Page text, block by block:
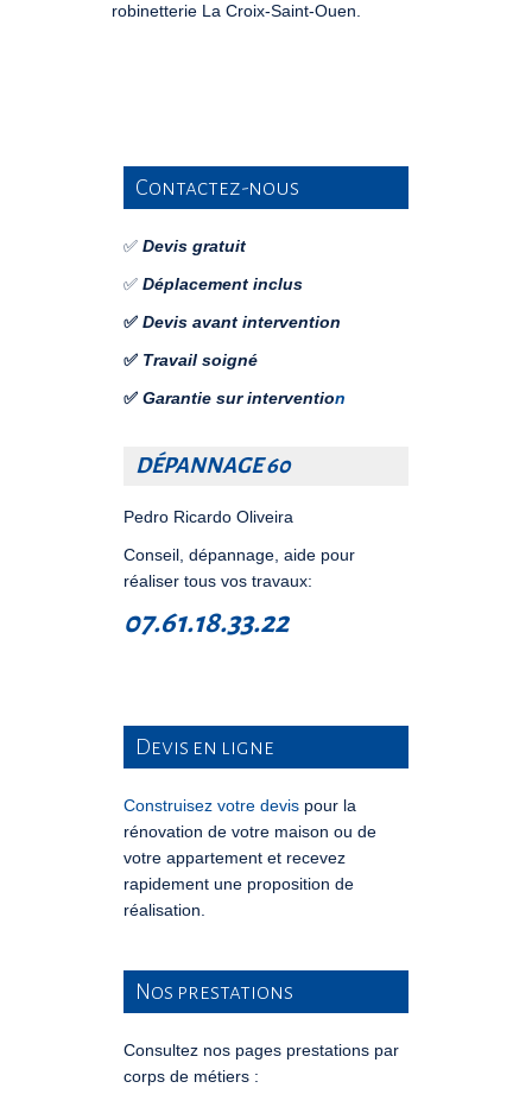
robinetterie La Croix-Saint-Ouen.
Contactez-nous
✅ Devis gratuit
✅ Déplacement inclus
✅ Devis avant intervention
✅ Travail soigné
✅ Garantie sur intervention
DÉPANNAGE 60
Pedro Ricardo Oliveira
Conseil, dépannage, aide pour
réaliser tous vos travaux:
07.61.18.33.22
Devis en ligne
Construisez votre devis pour la
rénovation de votre maison ou de
votre appartement et recevez
rapidement une proposition de
réalisation.
Nos prestations
Consultez nos pages prestations par
corps de métiers :